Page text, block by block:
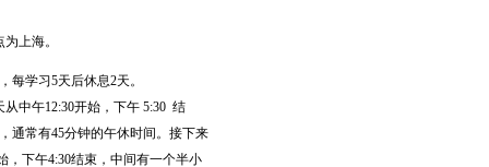
上海。
每学习5天后休息2天。
中午12:30开始，下午 5:30 结
通常有45分钟的午休时间。接下来
，下午4:30结束，中间有一个半小